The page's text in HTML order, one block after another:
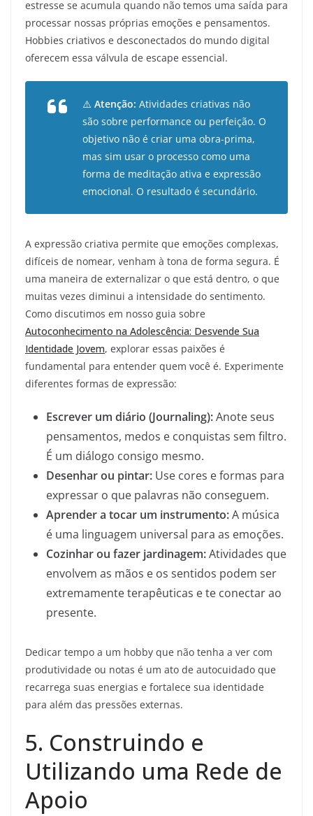
estresse se acumula quando não temos uma saída para
processar nossas próprias emoções e pensamentos.
Hobbies criativos e desconectados do mundo digital
oferecem essa válvula de escape essencial.
⚠️ Atenção: Atividades criativas não
são sobre performance ou perfeição. O
objetivo não é criar uma obra-prima,
mas sim usar o processo como uma
forma de meditação ativa e expressão
emocional. O resultado é secundário.
A expressão criativa permite que emoções complexas,
difíceis de nomear, venham à tona de forma segura. É
uma maneira de externalizar o que está dentro, o que
muitas vezes diminui a intensidade do sentimento.
Como discutimos em nosso guia sobre
Autoconhecimento na Adolescência: Desvende Sua
Identidade Jovem, explorar essas paixões é
fundamental para entender quem você é. Experimente
diferentes formas de expressão:
Escrever um diário (Journaling):Anote seus
pensamentos, medos e conquistas sem filtro.
É um diálogo consigo mesmo.
Desenhar ou pintar: Use cores e formas para
expressar o que palavras não conseguem.
Aprender a tocar um instrumento:A música
é uma linguagem universal para as emoções.
Cozinhar ou fazer jardinagem:Atividades que
envolvem as mãos e os sentidos podem ser
extremamente terapêuticas e te conectar ao
presente.
Dedicar tempo a um hobby que não tenha a ver com
produtividade ou notas é um ato de autocuidado que
recarrega suas energias e fortalece sua identidade
para além das pressões externas.
5. Construindo e
Utilizando uma Rede de
Apoio